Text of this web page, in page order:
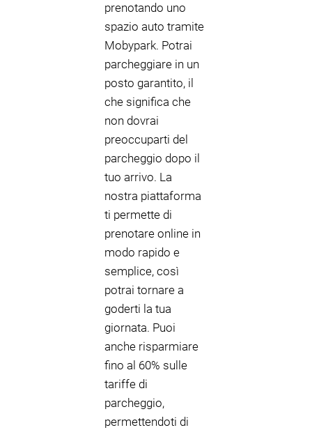
prenotando uno
spazio auto tramite
Mobypark. Potrai
parcheggiare in un
posto garantito, il
che significa che
non dovrai
preoccuparti del
parcheggio dopo il
tuo arrivo. La
nostra piattaforma
ti permette di
prenotare online in
modo rapido e
semplice, così
potrai tornare a
goderti la tua
giornata. Puoi
anche risparmiare
fino al 60% sulle
tariffe di
parcheggio,
permettendoti di